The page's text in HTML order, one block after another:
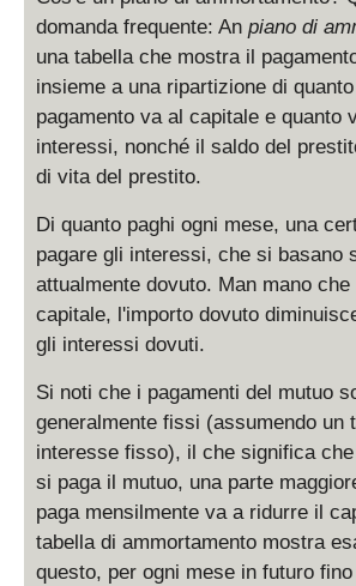
domanda frequente: An piano di
una tabella che mostra il
insieme a una ripartizione di
pagamento va al capitale e quanto
interessi, nonché il saldo del
di vita del prestito.
Di quanto paghi ogni mese, una
pagare gli interessi, che si basano
attualmente dovuto. Man mano che
capitale, l'importo dovuto
gli interessi dovuti.
Si noti che i pagamenti del mutuo
generalmente fissi (assumendo un
interesse fisso), il che significa
si paga il mutuo, una parte
paga mensilmente va a ridurre il
tabella di ammortamento mostra
questo, per ogni mese in futuro fino